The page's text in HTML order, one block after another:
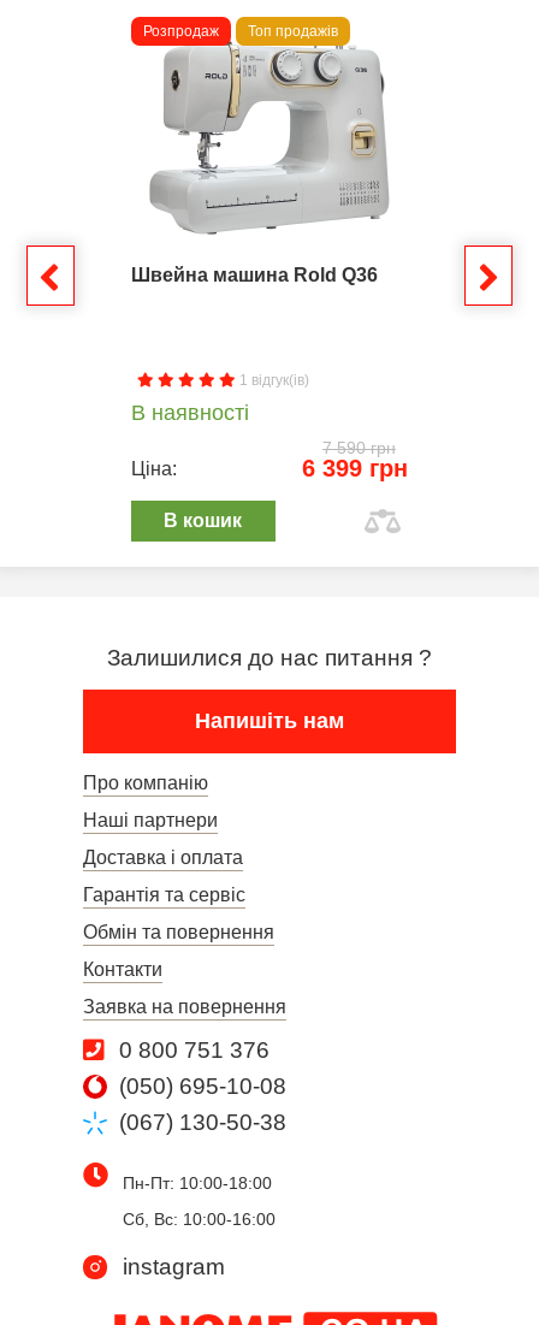
Розпродаж Топ продажів
Швейна машина Rold Q36
1 відгук(ів)
В наявності
7 590 грн
Ціна: 6 399 грн
В кошик
Залишилися до нас питання ?
Напишіть нам
Про компанію
Наші партнери
Доставка і оплата
Гарантія та сервіс
Обмін та повернення
Контакти
Заявка на повернення
0 800 751 376
(050) 695-10-08
(067) 130-50-38
Пн-Пт: 10:00-18:00
Сб, Вс: 10:00-16:00
instagram